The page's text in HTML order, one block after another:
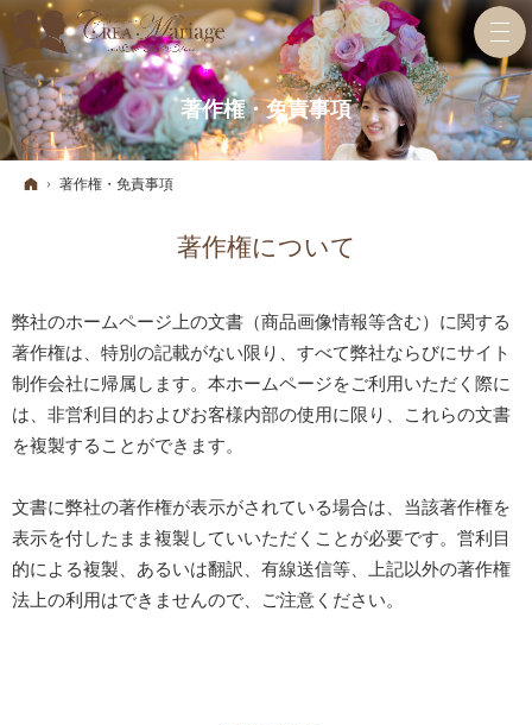
著作権・免責事項
ホーム
著作権・免責事項
著作権について
弊社のホームページ上の文書（商品画像情報等含む）に関する
著作権は、特別の記載がない限り、すべて弊社ならびにサイト
制作会社に帰属します。本ホームページをご利用いただく際に
は、非営利目的およびお客様内部の使用に限り、これらの文書
を複製することができます。
文書に弊社の著作権が表示がされている場合は、当該著作権を
表示を付したまま複製していいただくことが必要です。営利目
的による複製、あるいは翻訳、有線送信等、上記以外の著作権
法上の利用はできませんので、ご注意ください。